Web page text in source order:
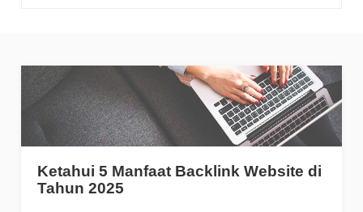
Ketahui 5 Manfaat Backlink Website di
Tahun 2025